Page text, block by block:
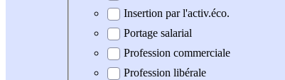
Insertion par l'activ.éco.
Portage salarial
Profession commerciale
Profession libérale